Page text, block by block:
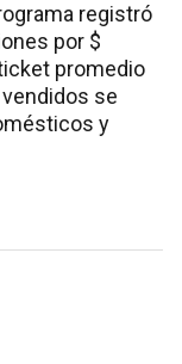
registró
por $
promedio
se
y